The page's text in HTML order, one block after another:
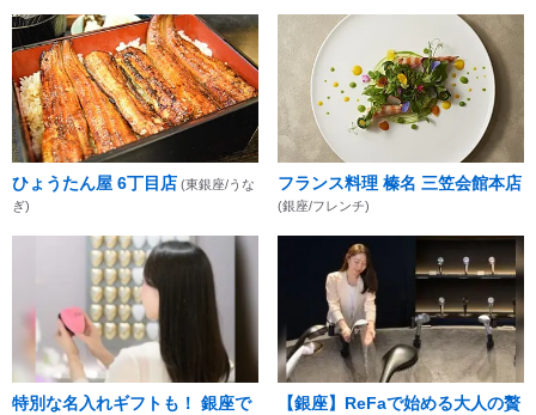
ひょうたん屋 6丁目店 (東銀座/うな
ぎ)
フランス料理 榛名 三笠会館本店
(銀座/フレンチ)
特別な名入れギフトも！ 銀座で
【銀座】ReFaで始める大人の贅